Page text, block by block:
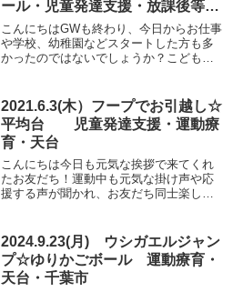
ール・児童発達支援・放課後等デ
イサービス
こんにちはGWも終わり、今日からお仕事
や学校、幼稚園などスタートした方も多
かったのではないでしょうか？こどもプ
をしてくれました。☆指遊び・新聞ビリ
ビリ☆新聞ビリビリは、新...
2021.6.3(木）フープでお引越し☆
平均台 児童発達支援・運動療
育・天台
こんにちは今日も元気な挨拶で来てくれ
たお友だち！運動中も元気な掛け声や応
援する声が聞かれ、お友だち同士楽しみ
の川をジャンプして、高いお山に登った
らハイポーズ！！ ...
2024.9.23(月) ウシガエルジャン
プ☆ゆりかごボール 運動療育・
天台・千葉市